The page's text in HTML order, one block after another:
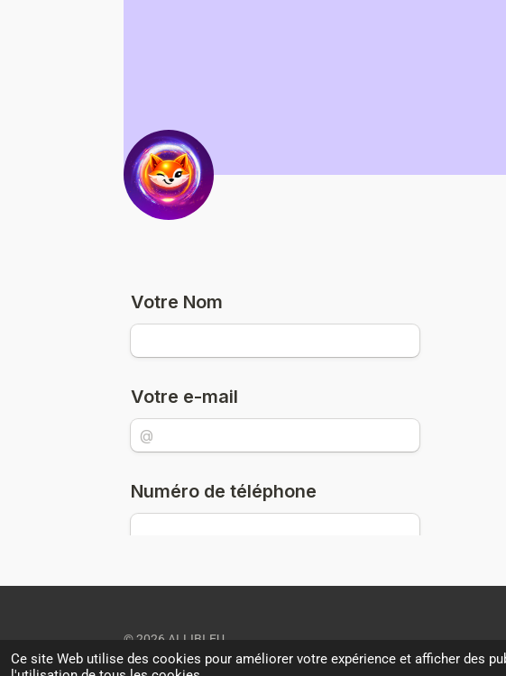
Ce site Web utilise des cookies pour améliorer votre expérience et afficher des
© 2026 ALLIBI.EU